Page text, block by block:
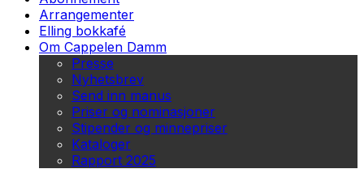
Arrangementer
Elling bokkafé
Om Cappelen Damm
Presse
Nyhetsbrev
Send inn manus
Priser og nominasjoner
Stipender og minnepriser
Kataloger
Rapport 2025